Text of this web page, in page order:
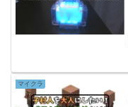
マイクラ